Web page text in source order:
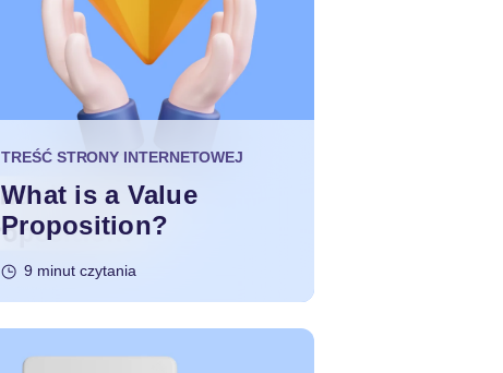
TREŚĆ STRONY INTERNETOWEJ
What is a Value
Proposition?
9 minut czytania